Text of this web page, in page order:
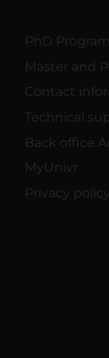
PhD
Master and
Contact
Technical
Back office
MyUnivr
Privacy policy